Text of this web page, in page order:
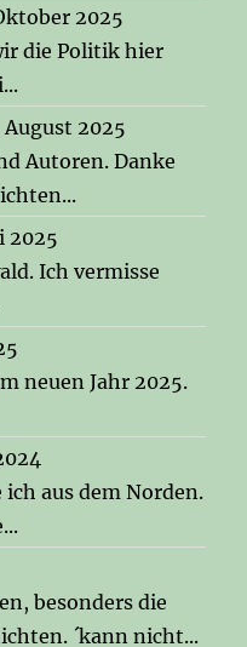
2025
die Politik hier
August 2025
Autoren. Danke
2025
Ich vermisse
neuen Jahr 2025.
ich aus dem Norden.
besonders die
´kann nicht...